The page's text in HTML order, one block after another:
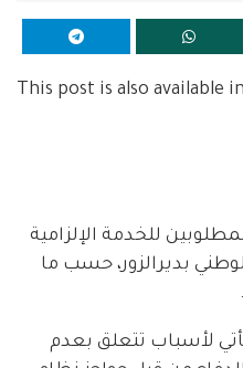
This post is also available
للخدمة الإلزامية
بديرالزور، حسب ما
لأسباب تتعلق بعدم